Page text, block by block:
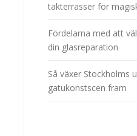
takterrasser för
Fördelarna med att
din glasreparation
Så växer Stockholms
gatukonstscen fram